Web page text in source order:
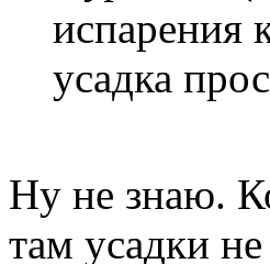
испарения
усадка
Ну не знаю.
там усадки